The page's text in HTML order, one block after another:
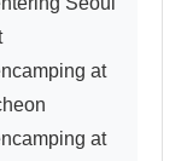
at
at